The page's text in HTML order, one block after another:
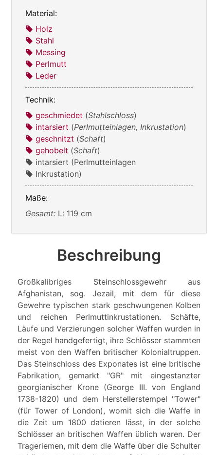
Material:
Holz
Stahl
Messing
Perlmutt
Leder
Technik:
geschmiedet (Stahlschloss)
intarsiert (Perlmutteinlagen, Inkrustation)
geschnitzt (Schaft)
gehobelt (Schaft)
intarsiert (Perlmutteinlagen
Inkrustation)
Maße:
Gesamt: L: 119 cm
Beschreibung
Großkalibriges Steinschlossgewehr aus
Afghanistan, sog. Jezail, mit dem für diese
Gewehre typischen stark geschwungenen Kolben
und reichen Perlmuttinkrustationen. Schäfte,
Läufe und Verzierungen solcher Waffen wurden in
der Regel handgefertigt, ihre Schlösser stammten
meist von den Waffen britischer Kolonialtruppen.
Das Steinschloss des Exponates ist eine britische
Fabrikation, gemarkt "GR" mit eingestanzter
georgianischer Krone (George III. von England
1738-1820) und dem Herstellerstempel "Tower"
(für Tower of London), womit sich die Waffe in
die Zeit um 1800 datieren lässt, in der solche
Schlösser an britischen Waffen üblich waren. Der
Trageriemen, mit dem die Waffe über die Schulter